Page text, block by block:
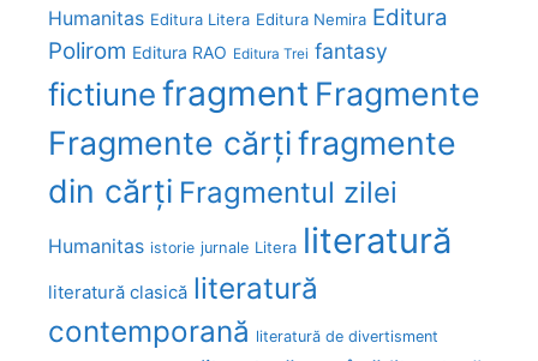
Humanitas Editura Litera Editura Nemira Editura
Polirom Editura RAO Editura Trei fantasy
fictiunefragment Fragmente
Fragmente cărțifragmente
din cărți Fragmentul zilei
Humanitas istorie jurnale Litera literatură
literatură clasică literatură
contemporană literatură de divertisment